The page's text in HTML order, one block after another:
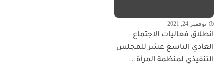
نوفمبر 24, 2021
انطلاق فعاليات الاجتماع
العادي التاسع عشر للمجلس
التنفيذي لمنظمة المرأة...